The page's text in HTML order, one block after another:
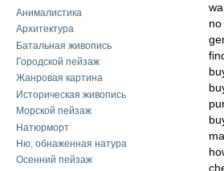
Анималистика
Архитектура
Батальная живопись
Городской пейзаж
Жанровая картина
Историческая живопись
Морской пейзаж
Натюрморт
Ню, обнаженная натура
Осенний пейзаж